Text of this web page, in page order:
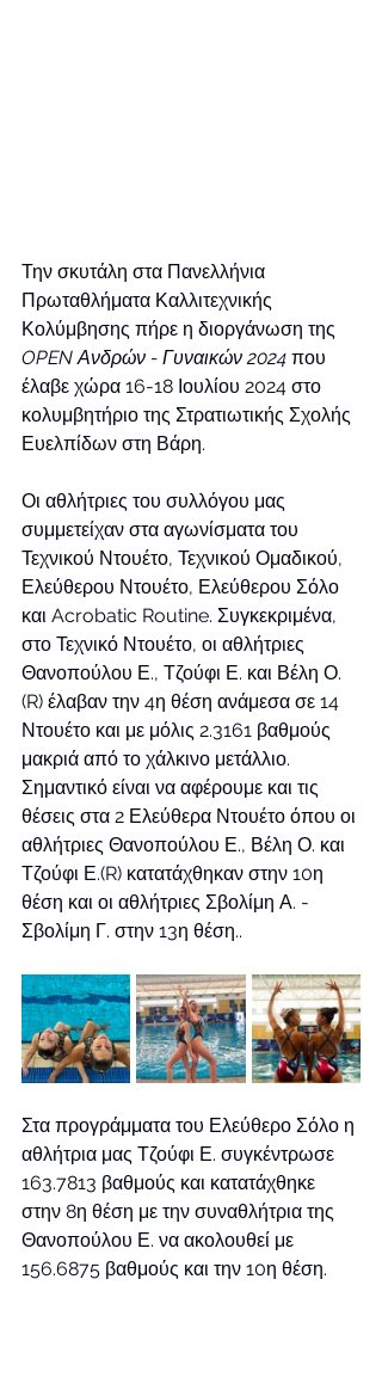
Την σκυτάλη στα Πανελλήνια
Πρωταθλήματα Καλλιτεχνικής
Κολύμβησης πήρε η διοργάνωση της
OPEN Ανδρών - Γυναικών 2024 που
έλαβε χώρα 16-18 Ιουλίου 2024 στο
κολυμβητήριο της Στρατιωτικής Σχολής
Ευελπίδων στη Βάρη.
Οι αθλήτριες του συλλόγου μας
συμμετείχαν στα αγωνίσματα του
Τεχνικού Ντουέτο, Τεχνικού Ομαδικού,
Ελεύθερου Ντουέτο, Ελεύθερου Σόλο
και Acrobatic Routine. Συγκεκριμένα,
στο Τεχνικό Ντουέτο, οι αθλήτριες
Θανοπούλου Ε., Τζούφι Ε. και Βέλη Ο.
(R) έλαβαν την 4η θέση ανάμεσα σε 14
Ντουέτο και με μόλις 2.3161 βαθμούς
μακριά από το χάλκινο μετάλλιο.
Σημαντικό είναι να αφέρουμε και τις
θέσεις στα 2 Ελεύθερα Ντουέτο όπου οι
αθλήτριες Θανοπούλου Ε., Βέλη Ο. και
Τζούφι Ε.(R) κατατάχθηκαν στην 10η
θέση και οι αθλήτριες Σβολίμη Α. -
Σβολίμη Γ. στην 13η θέση..
Στα προγράμματα του Ελεύθερο Σόλο η
αθλήτρια μας Τζούφι Ε. συγκέντρωσε
163.7813 βαθμούς και κατατάχθηκε
στην 8η θέση με την συναθλήτρια της
Θανοπούλου Ε. να ακολουθεί με
156.6875 βαθμούς και την 10η θέση.